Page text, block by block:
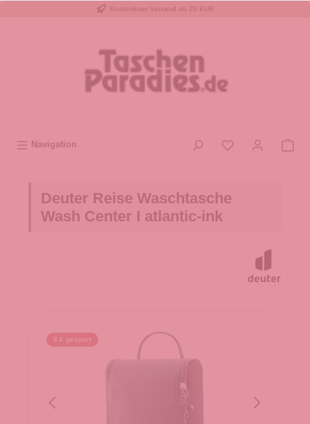
Kostenloser Versand ab 20 EUR
Navigation
Deuter Reise Waschtasche
Wash Center I atlantic-ink
8 € gespart